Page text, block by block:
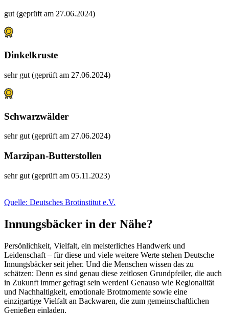
gut (geprüft am 27.06.2024)
Dinkelkruste
sehr gut (geprüft am 27.06.2024)
Schwarzwälder
sehr gut (geprüft am 27.06.2024)
Marzipan-Butterstollen
sehr gut (geprüft am 05.11.2023)
Quelle: Deutsches Brotinstitut e.V.
Innungsbäcker in der Nähe?
Persönlichkeit, Vielfalt, ein meisterliches Handwerk und
Leidenschaft – für diese und viele weitere Werte stehen Deutsche
Innungsbäcker seit jeher. Und die Menschen wissen das zu
schätzen: Denn es sind genau diese zeitlosen Grundpfeiler, die auch
in Zukunft immer gefragt sein werden! Genauso wie Regionalität
und Nachhaltigkeit, emotionale Brotmomente sowie eine
einzigartige Vielfalt an Backwaren, die zum gemeinschaftlichen
Genießen einladen.